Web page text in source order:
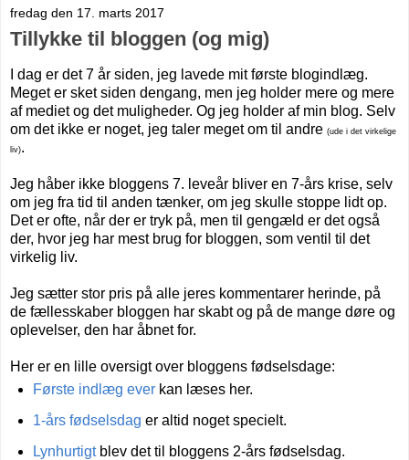
fredag den 17. marts 2017
Tillykke til bloggen (og mig)
I dag er det 7 år siden, jeg lavede mit første blogindlæg.
Meget er sket siden dengang, men jeg holder mere og mere
af mediet og det muligheder. Og jeg holder af min blog. Selv
om det ikke er noget, jeg taler meget om til andre (ude i det virkelige
liv).
Jeg håber ikke bloggens 7. leveår bliver en 7-års krise, selv
om jeg fra tid til anden tænker, om jeg skulle stoppe lidt op.
Det er ofte, når der er tryk på, men til gengæld er det også
der, hvor jeg har mest brug for bloggen, som ventil til det
virkelig liv.
Jeg sætter stor pris på alle jeres kommentarer herinde, på
de fællesskaber bloggen har skabt og på de mange døre og
oplevelser, den har åbnet for.
Her er en lille oversigt over bloggens fødselsdage:
Første indlæg everkan læses her.
1-års fødselsdag er altid noget specielt.
Lynhurtigt blev det til bloggens 2-års fødselsdag.